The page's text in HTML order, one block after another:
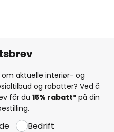
aktuelle interiør- og
og rabatter? Ved å
får du 15% rabatt* på din
Bedrift